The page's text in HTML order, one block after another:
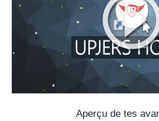
Aperçu de tes